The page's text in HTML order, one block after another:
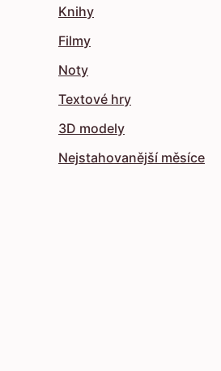
Knihy
Filmy
Noty
Textové hry
3D modely
Nejstahovanější měsíce